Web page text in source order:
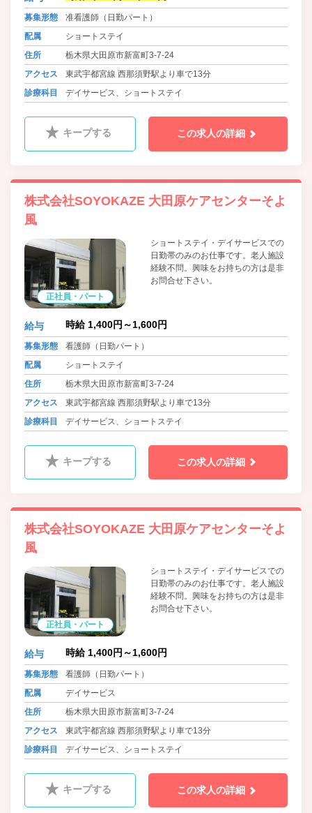
募集形態
准看護師（日勤パート）
配属
ショートステイ
住所
栃木県大田原市新富町3-7-24
アクセス
東武宇都宮線 西那須野駅より車で13分
診療科目
デイサービス、ショートステイ
キープする この求人の詳細
株式会社SOYOKAZE 大田原ケアセンターそよ
風
正社員・パート
ショートステイ・デイサービスでの
日勤帯のみのお仕事です。老人施設
経験不問。興味をお持ちの方は是非
お問合せ下さい。
給与 時給 1,400円～1,600円
募集形態
看護師（日勤パート）
配属
ショートステイ
住所
栃木県大田原市新富町3-7-24
アクセス
東武宇都宮線 西那須野駅より車で13分
診療科目
デイサービス、ショートステイ
キープする この求人の詳細
株式会社SOYOKAZE 大田原ケアセンターそよ
風
正社員・パート
ショートステイ・デイサービスでの
日勤帯のみのお仕事です。老人施設
経験不問。興味をお持ちの方は是非
お問合せ下さい。
給与 時給 1,400円～1,600円
募集形態
看護師（日勤パート）
配属
デイサービス
住所
栃木県大田原市新富町3-7-24
アクセス
東武宇都宮線 西那須野駅より車で13分
診療科目
デイサービス、ショートステイ
キープする この求人の詳細